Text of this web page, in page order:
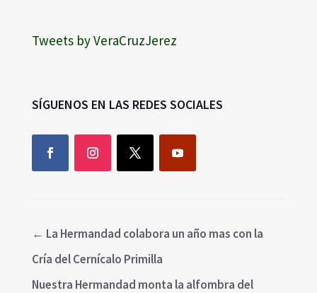
Tweets by VeraCruzJerez
SÍGUENOS EN LAS REDES SOCIALES
← La Hermandad colabora un año mas con la
Cría del Cernícalo Primilla
Nuestra Hermandad monta la alfombra del